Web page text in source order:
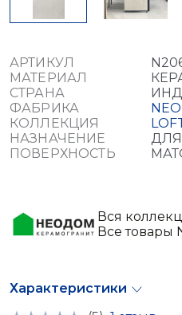
АРТИКУЛ
МАТЕРИАЛ
СТРАНА
ФАБРИКА
КОЛЛЕКЦИЯ
НАЗНАЧЕНИЕ
ПОВЕРХНОСТЬ
Вся
Все товары
Характеристики